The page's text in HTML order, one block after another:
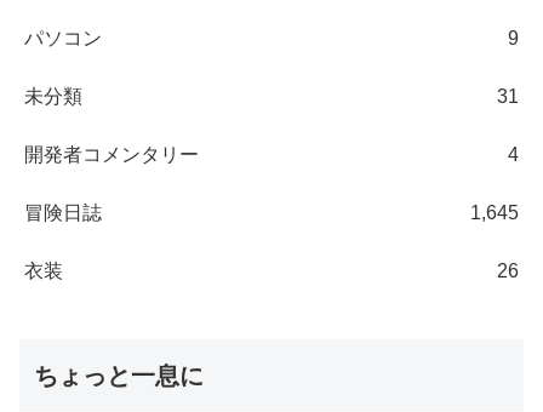
パソコン 9
未分類 31
開発者コメンタリー 4
冒険日誌 1,645
衣装 26
ちょっと一息に